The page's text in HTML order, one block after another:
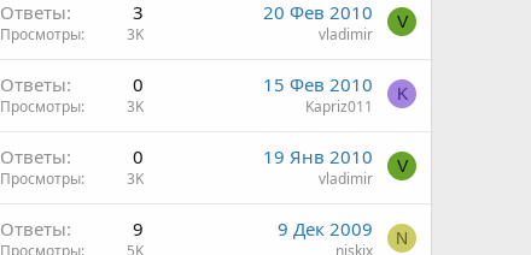
Ответы 3
Просмотры 3K
20 Фев 2010
vladimir
V
Ответы 0
Просмотры 3K
15 Фев 2010
Kapriz011
K
Ответы 0
Просмотры 3K
19 Янв 2010
vladimir
V
Ответы 9
Просмотры 5K
9 Дек 2009
niskix
N